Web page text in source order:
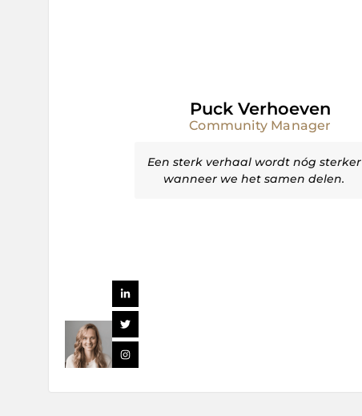
Puck Verhoeven
Community Manager
Een sterk verhaal wordt nóg sterker
wanneer we het samen delen.